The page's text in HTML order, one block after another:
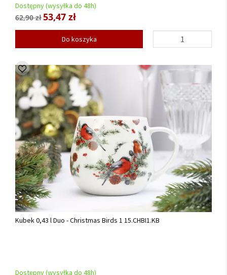
Dostępny (wysyłka do 48h)
62,90 zł53,47 zł
Do koszyka
Kubek 0,43 l Duo - Christmas Birds 1 15.CHBI1.KB
Dostępny (wysyłka do 48h)